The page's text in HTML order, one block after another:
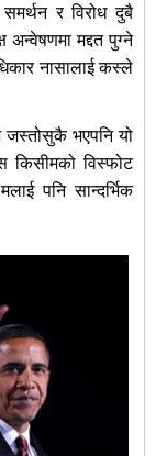
र विरोध दुबै
मद्दत पुग्ने
नासालाई कस्ले
जस्तोसुकै भएपनि यो
किसीमको विस्फोट
पनि सान्दर्भिक